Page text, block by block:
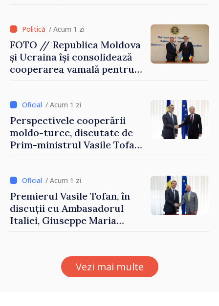
/ Acum 1 zi
FOTO // Republica Moldova
și Ucraina își consolidează
cooperarea vamală pentru
Reuniune la Moghiliov-
Podolsk
/ Acum 1 zi
Perspectivele cooperării
moldo-turce, discutate de
Prim-ministrul Vasile Tofan
/ Acum 1 zi
Premierul Vasile Tofan, în
discuții cu Ambasadorul
Italiei, Giuseppe Maria
Vezi mai multe